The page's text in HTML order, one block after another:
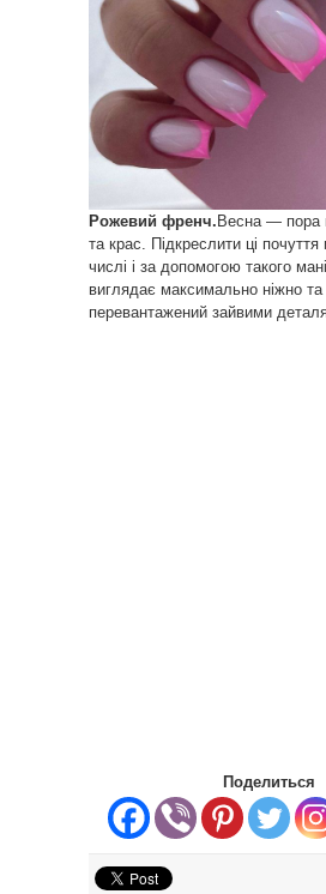
Рожевий френч. Весна — пора
та крас. Підкреслити ці
числі і за допомогою такого
виглядає максимально ніжно та
перевантажений зайвими
Поделиться